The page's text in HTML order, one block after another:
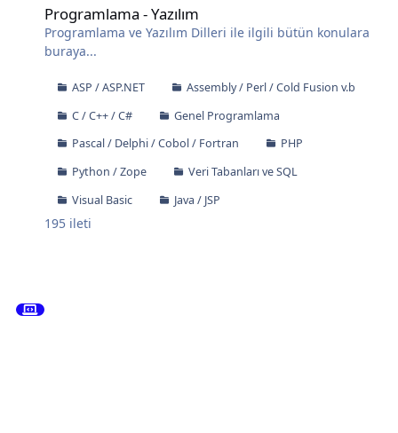
Programlama - Yazılım
Programlama ve Yazılım Dilleri ile ilgili bütün konulara
buraya...
ASP / ASP.NET
Assembly / Perl / Cold Fusion v.b
C / C++ / C#
Genel Programlama
Pascal / Delphi / Cobol / Fortran
PHP
Python / Zope
Veri Tabanları ve SQL
Visual Basic
Java / JSP
195 ileti